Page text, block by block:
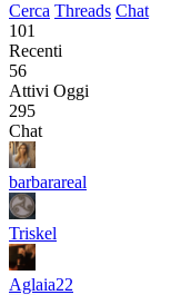
Cerca Threads Chat
101
Recenti
56
Attivi Oggi
295
Chat
barbarareal
Triskel
Aglaia22